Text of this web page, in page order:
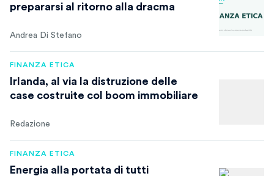
prepararsi al ritorno alla dracma
Andrea Di Stefano
FINANZA ETICA
Irlanda, al via la distruzione delle
case costruite col boom immobiliare
Redazione
FINANZA ETICA
Energia alla portata di tutti